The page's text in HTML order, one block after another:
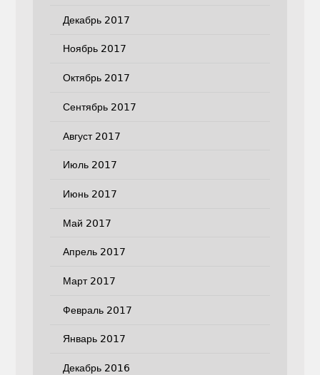
Декабрь 2017
Ноябрь 2017
Октябрь 2017
Сентябрь 2017
Август 2017
Июль 2017
Июнь 2017
Май 2017
Апрель 2017
Март 2017
Февраль 2017
Январь 2017
Декабрь 2016